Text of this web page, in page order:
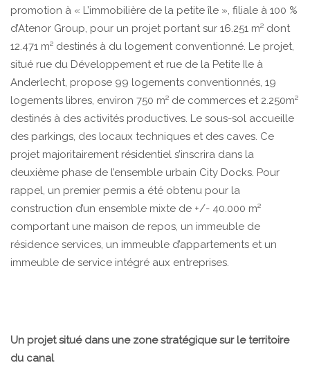
promotion à « L’immobilière de la petite île », filiale à 100 %
d’Atenor Group, pour un projet portant sur 16.251 m² dont
12.471 m² destinés à du logement conventionné. Le projet,
situé rue du Développement et rue de la Petite Ile à
Anderlecht, propose 99 logements conventionnés, 19
logements libres, environ 750 m² de commerces et 2.250m²
destinés à des activités productives. Le sous-sol accueille
des parkings, des locaux techniques et des caves. Ce
projet majoritairement résidentiel s’inscrira dans la
deuxième phase de l’ensemble urbain City Docks. Pour
rappel, un premier permis a été obtenu pour la
construction d’un ensemble mixte de +/- 40.000 m²
comportant une maison de repos, un immeuble de
résidence services, un immeuble d’appartements et un
immeuble de service intégré aux entreprises.
Un projet situé dans une zone stratégique sur le territoire
du canal